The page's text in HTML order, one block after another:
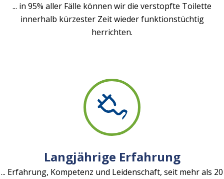
... in 95% aller Fälle können wir die verstopfte Toilette
innerhalb kürzester Zeit wieder funktionstüchtig
herrichten.
Langjährige Erfahrung
... Erfahrung, Kompetenz und Leidenschaft, seit mehr als 20